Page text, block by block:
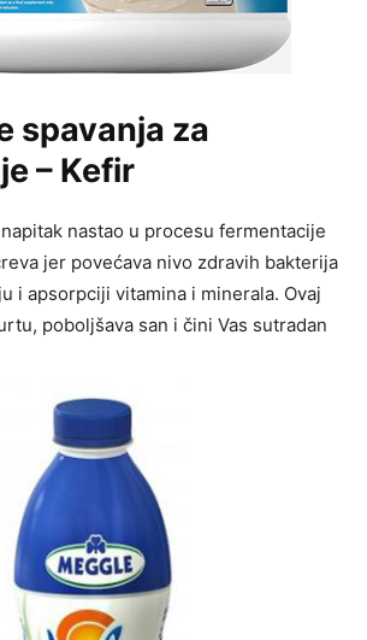
spavanja za
– Kefir
nastao u procesu fermentacije
jer povećava nivo zdravih bakterija
i apsorpciji vitamina i minerala. Ovaj
poboljšava san i čini Vas sutradan